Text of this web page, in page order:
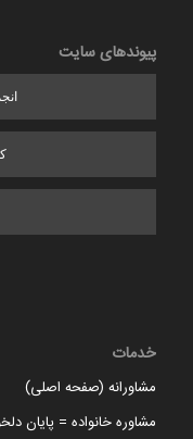
پیوندهای سایت
خدمات
مشاورانه (صفحه اصلی)
مشاوره خانواده = پایان